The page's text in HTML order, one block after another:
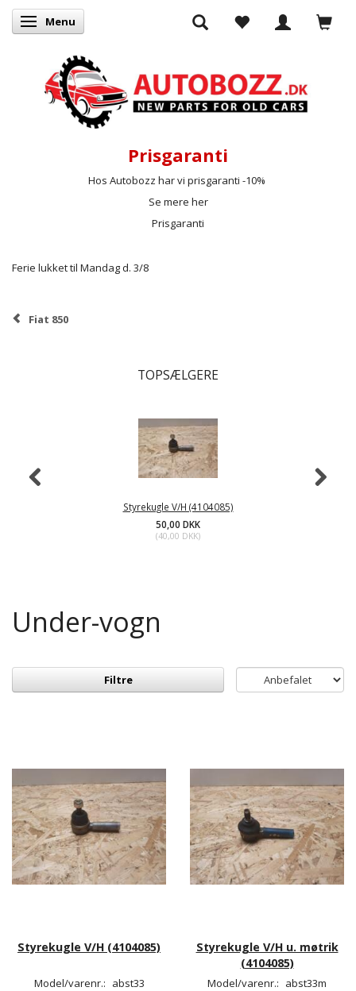
Skifte navigation
Menu
Prisgaranti
Hos Autobozz har vi prisgaranti -10%
Se mere her
Prisgaranti
Ferie lukket til Mandag d. 3/8
Fiat 850
TOPSÆLGERE
Styrekugle V/H (4104085)
50,00 DKK
(40,00 DKK)
Under-vogn
Filtre
Styrekugle V/H (4104085)
Model/varenr.: abst33
Styrekugle V/H u. møtrik
(4104085)
Model/varenr.: abst33m